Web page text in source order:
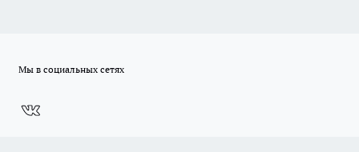
Мы в социальных сетях